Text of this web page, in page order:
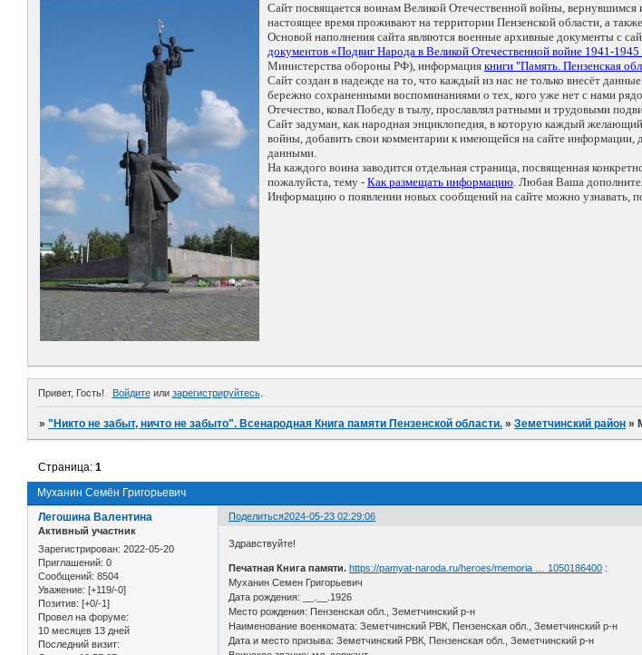
Сайт посвящается воинам Великой Отечественной войны,
настоящее время проживают на территории Пензенской области, а
Основой наполнения сайта являются военные архивные документы с
документов «Подвиг Народа в Великой Отечественной войне 1941-1945
Министерства обороны РФ), информация книги "Память. Пензенская
Сайт создан в надежде на то, что каждый из нас не только внесёт
бережно сохраненными воспоминаниями о тех, кого уже нет с нами
Отечество, ковал Победу в тылу, прославлял ратными и трудовыми
Сайт задуман, как народная энциклопедия, в которую каждый
войны, добавить свои комментарии к имеющейся на сайте
данными.
На каждого воина заводится отдельная страница, посвященная
пожалуйста, тему - Как размещать информацию. Любая Ваша
Информацию о появлении новых сообщений на сайте можно узнавать,
Привет, Гость! Войдитеили зарегистрируйтесь.
»"Никто не забыт, ничто не забыто". Всенародная Книга памяти Пензенской области. »Земетчинский район »
Муханин Семён Григорьевич
Страница:1
Поделиться2024-05-23 02:29:06
Легошина Валентина
Активный участник
Зарегистрирован: 2022-05-20
Приглашений: 0
Сообщений: 8504
Уважение: [+119/-0]
Позитив: [+0/-1]
Провел на форуме:
10 месяцев 13 дней
Последний визит:
Здравствуйте!
Печатная Книга памяти. https://pamyat-naroda.ru/heroes/memoria … 1050186400 :
Муханин Семен Григорьевич
Дата рождения: __.__.1926
Место рождения: Пензенская обл., Земетчинский р-н
Наименование военкомата: Земетчинский РВК, Пензенская обл., Земетчинский р-н
Дата и место призыва: Земетчинский РВК, Пензенская обл., Земетчинский р-н